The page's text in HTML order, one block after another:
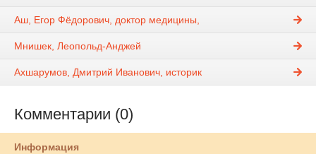
Аш, Егор Фёдорович, доктор медицины,
Мнишек, Леопольд-Анджей
Ахшарумов, Дмитрий Иванович, историк
Комментарии (0)
Информация